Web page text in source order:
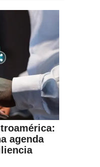
agenda